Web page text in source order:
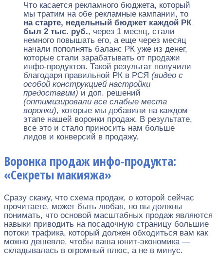
Что касается рекламного бюджета, который
мы тратим на обе рекламные кампании, то
на старте, недельный бюджет каждой РК
был 2 тыс. руб., через 1 месяц, стали
немного повышать его, а еще через месяц
начали пополнять баланс РК уже из денег,
которые стали зарабатывать от продажи
инфо-продуктов. Такой результат получили
благодаря правильной РК в РСЯ (видео с
особой конструкцией настройки
предоставим) и доп. решений
(оптимизировали все слабые места
воронки), которые мы добавили на каждом
этапе нашей воронки продаж. В результате,
все это и стало приносить нам больше
лидов и конверсий в продажу.
Воронка продаж инфо-продукта:
«Секреты макияжа»
Сразу скажу, что схема продаж, о которой сейчас
прочитаете, может быть любая, но вы должны
понимать, что основой масштабных продаж являются
навыки приводить на посадочную страницу большие
потоки трафика, который должен обходиться вам как
можно дешевле, чтобы ваша юнит-экономика —
складывалась в огромный плюс, а не в минус.